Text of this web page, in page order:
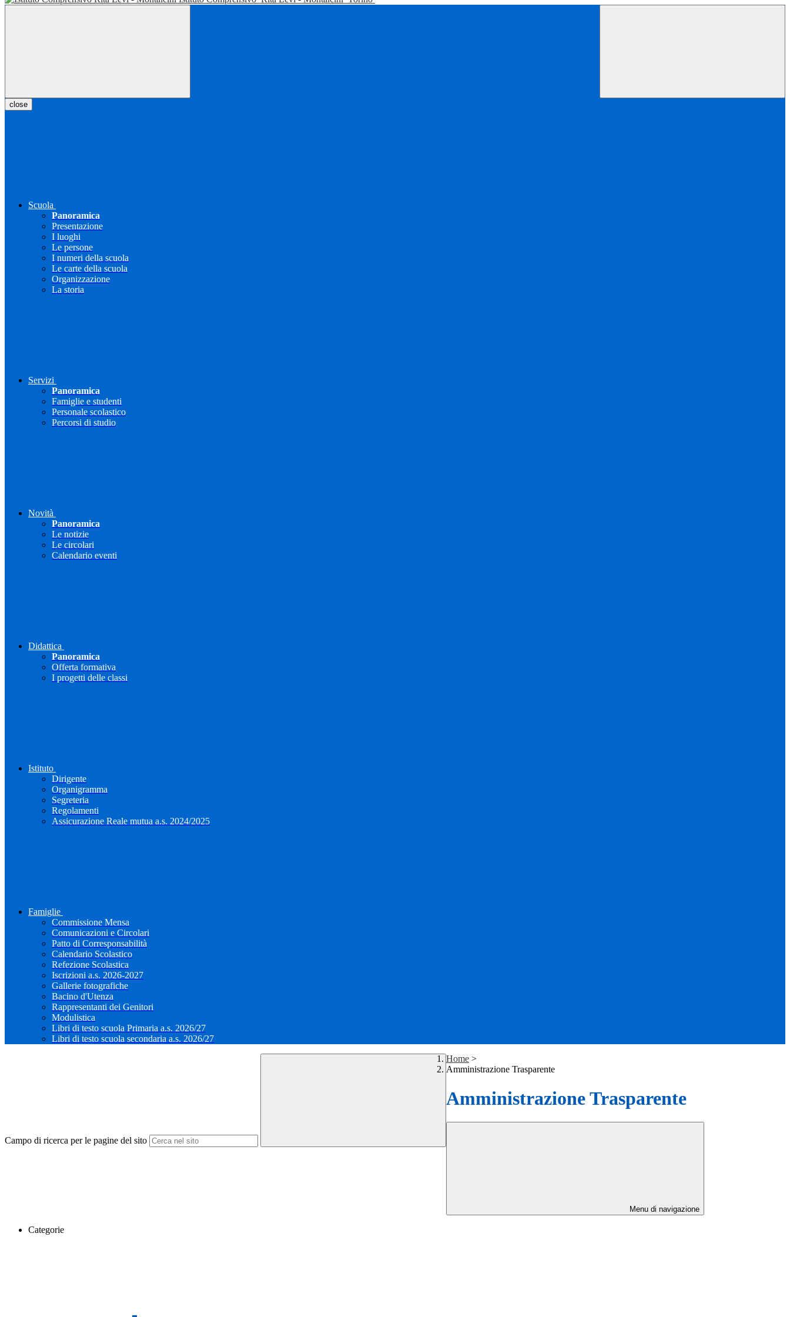
close
Scuola
Panoramica
Presentazione
I luoghi
Le persone
I numeri della scuola
Le carte della scuola
Organizzazione
La storia
Servizi
Panoramica
Famiglie e studenti
Personale scolastico
Percorsi di studio
Novità
Panoramica
Le notizie
Le circolari
Calendario eventi
Didattica
Panoramica
Offerta formativa
I progetti delle classi
Istituto
Dirigente
Organigramma
Segreteria
Regolamenti
Assicurazione Reale mutua a.s. 2024/2025
Famiglie
Commissione Mensa
Comunicazioni e Circolari
Patto di Corresponsabilità
Calendario Scolastico
Refezione Scolastica
Iscrizioni a.s. 2026-2027
Gallerie fotografiche
Bacino d'Utenza
Rappresentanti dei Genitori
Modulistica
Libri di testo scuola Primaria a.s. 2026/27
Libri di testo scuola secondaria a.s. 2026/27
Campo di ricerca per le pagine del sito
Home >
Amministrazione Trasparente
Amministrazione Trasparente
Menu di navigazione
Categorie